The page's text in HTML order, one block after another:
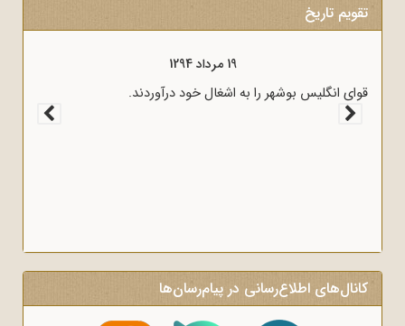
تقویم تاریخ
19 مرداد 1294
قوای انگلیس بوشهر را به اشغال خود درآوردند.
کانال‌های اطلاع‌رسانی در پیام‌رسان‌ها